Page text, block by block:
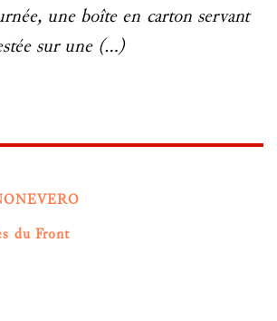
une boîte en carton servant
sur une (…)
du Front